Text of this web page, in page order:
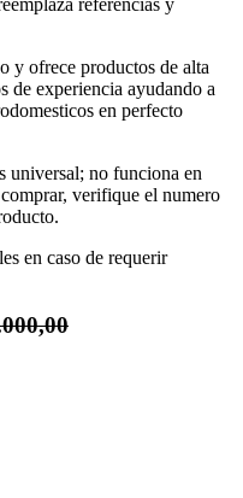
y ofrece productos de alta
de experiencia ayudando a
en perfecto
universal; no funciona en
verifique el numero
en caso de requerir